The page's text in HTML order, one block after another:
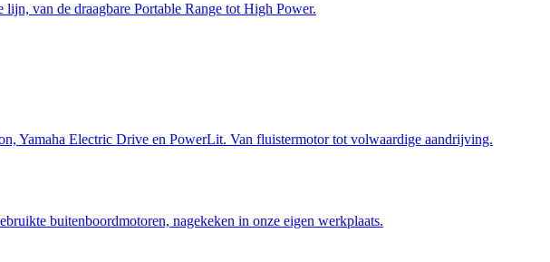
van de draagbare Portable Range tot High Power.
Yamaha Electric Drive en PowerLit. Van fluistermotor tot volwaardige aandrijving.
buitenboordmotoren, nagekeken in onze eigen werkplaats.